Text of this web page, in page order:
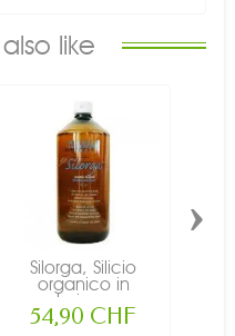
like
Silorga, Silicio
organico in
soluzione...
54,90 CHF
›